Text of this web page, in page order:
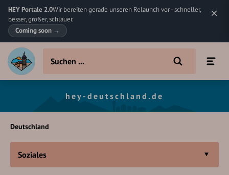
HEY Portale 2.0Wir bereiten gerade unseren Relaunch vor - schneller,
besser, größer, schlauer.
Coming soon →
hey-deutschland.de
Deutschland
Soziales